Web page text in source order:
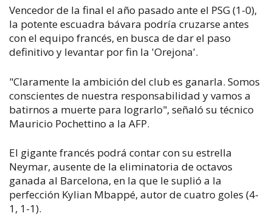
Vencedor de la final el año pasado ante el PSG (1-0),
la potente escuadra bávara podría cruzarse antes
con el equipo francés, en busca de dar el paso
definitivo y levantar por fin la 'Orejona'.
"Claramente la ambición del club es ganarla. Somos
conscientes de nuestra responsabilidad y vamos a
batirnos a muerte para lograrlo", señaló su técnico
Mauricio Pochettino a la AFP.
El gigante francés podrá contar con su estrella
Neymar, ausente de la eliminatoria de octavos
ganada al Barcelona, en la que le suplió a la
perfección Kylian Mbappé, autor de cuatro goles (4-
1, 1-1).